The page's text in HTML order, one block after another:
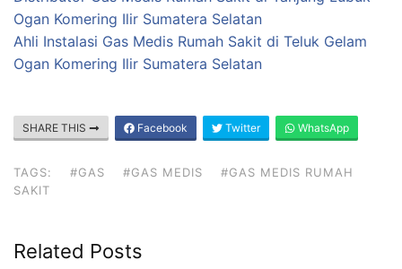
Ogan Komering Ilir Sumatera Selatan
Ahli Instalasi Gas Medis Rumah Sakit di Teluk Gelam
Ogan Komering Ilir Sumatera Selatan
SHARE THIS Facebook Twitter WhatsApp
TAGS: #GAS #GAS MEDIS
#GAS MEDIS RUMAH
SAKIT
Related Posts